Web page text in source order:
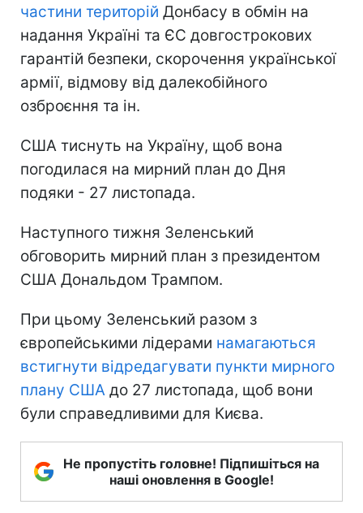
частини територій Донбасу в обмін на
надання Україні та ЄС довгострокових
гарантій безпеки, скорочення української
армії, відмову від далекобійного
озброєння та ін.
США тиснуть на Україну, щоб вона
погодилася на мирний план до Дня
подяки - 27 листопада.
Наступного тижня Зеленський
обговорить мирний план з президентом
США Дональдом Трампом.
При цьому Зеленський разом з
європейськими лідерами намагаються
встигнути відредагувати пункти мирного
плану США до 27 листопада, щоб вони
були справедливими для Києва.
Не пропустіть головне! Підпишіться на
наші оновлення в Google!